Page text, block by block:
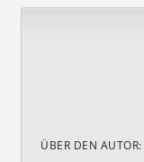
ÜBER DEN AUTOR: